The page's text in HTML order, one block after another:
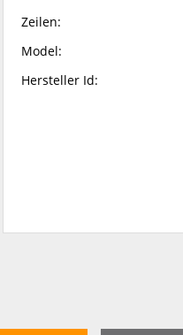
Zeilen:
Model:
Hersteller Id: